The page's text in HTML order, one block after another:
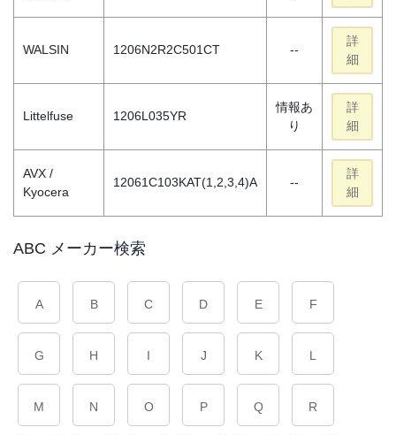
WALSIN 1206N2R2C501CT --
詳
細
Littelfuse 1206L035YR
情報あ
り
詳
細
AVX /
Kyocera
12061C103KAT(1,2,3,4)A --
詳
細
ABC メーカー検索
A B C D E F
G H I J K L
M N O P Q R